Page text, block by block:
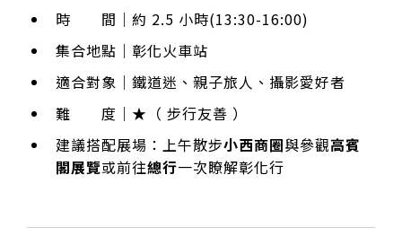
時 間｜約 2.5 小時(13:30-16:00)
集合地點｜彰化火車站
適合對象｜鐵道迷、親子旅人、攝影愛好者
難 度｜★（ 步行友善 ）
建議搭配展場：上午散步小西商圈與參觀高賓
閣展覽或前往總行一次瞭解彰化行